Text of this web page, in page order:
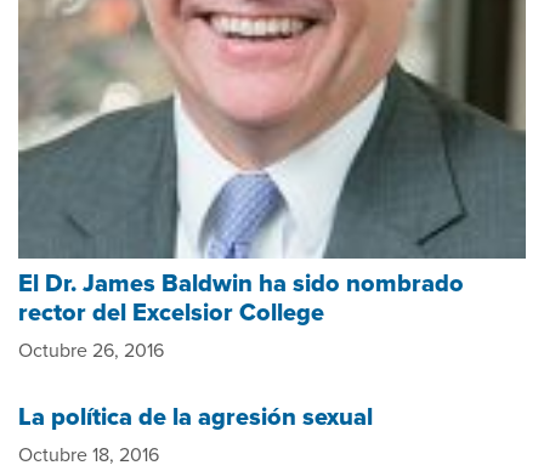
El Dr. James Baldwin ha sido nombrado
rector del Excelsior College
Octubre 26, 2016
La política de la agresión sexual
Octubre 18, 2016